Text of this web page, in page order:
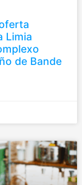
Limia
de Bande